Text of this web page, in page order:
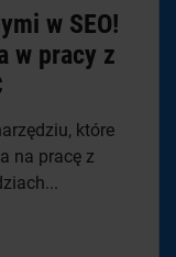
w SEO!
w pracy z
które
na pracę z